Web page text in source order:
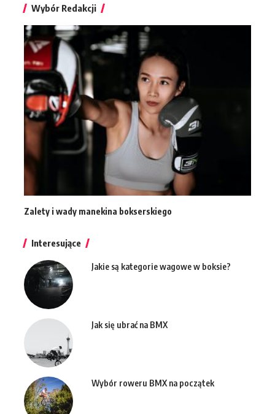
Wybór Redakcji
Zalety i wady manekina bokserskiego
Interesujące
Jakie są kategorie wagowe w boksie?
Jak się ubrać na BMX
Wybór roweru BMX na początek